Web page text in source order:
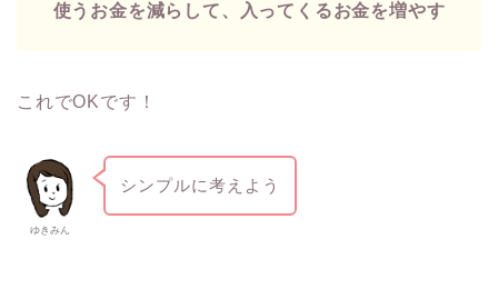
使うお金を減らして、入ってくるお金を増やす
これでOKです！
ゆきみん
シンプルに考えよう